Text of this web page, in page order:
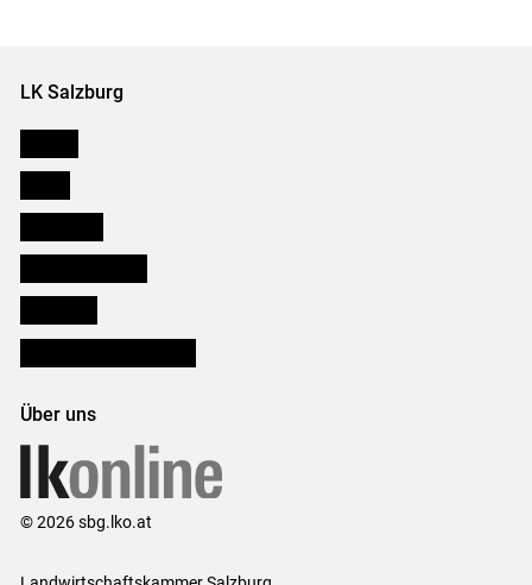
LK Salzburg
Über uns
© 2026 sbg.lko.at